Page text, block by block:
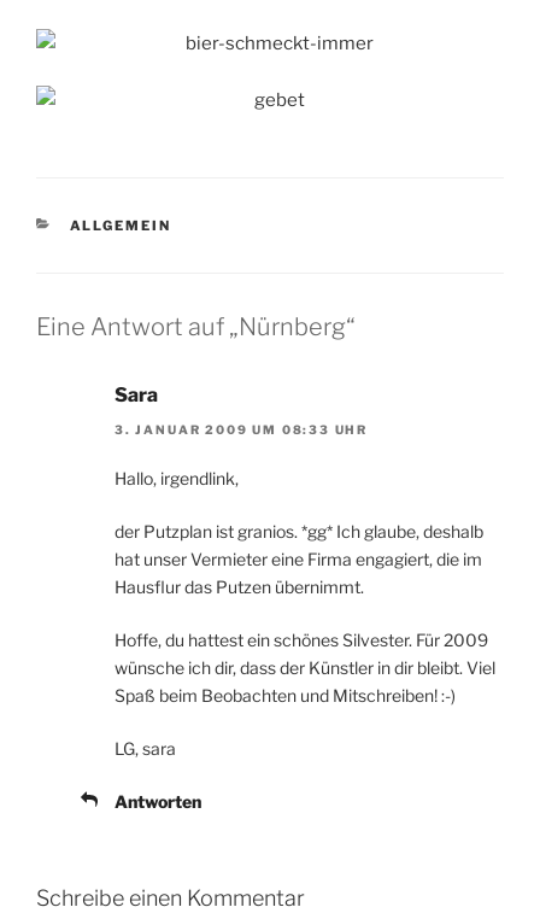
KATEGORIEN
ALLGEMEIN
Eine Antwort auf „Nürnberg“
Sara
3. JANUAR 2009 UM 08:33 UHR
Hallo, irgendlink,
der Putzplan ist granios. *gg* Ich glaube, deshalb
hat unser Vermieter eine Firma engagiert, die im
Hausflur das Putzen übernimmt.
Hoffe, du hattest ein schönes Silvester. Für 2009
wünsche ich dir, dass der Künstler in dir bleibt. Viel
Spaß beim Beobachten und Mitschreiben! :-)
LG, sara
Antworten
Schreibe einen Kommentar